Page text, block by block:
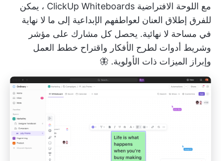
مع اللوحة الافتراضية ClickUp Whiteboards ، يمكن
للفرق إطلاق العنان لعواطفهم الإبداعية إلى ما لا نهاية
في مساحة لا نهائية. يحصل كل مشارك على مؤشر
وشريط أدوات لطرح الأفكار واقتراح خطط العمل
وإبراز الميزات ذات الأولوية. 🦋